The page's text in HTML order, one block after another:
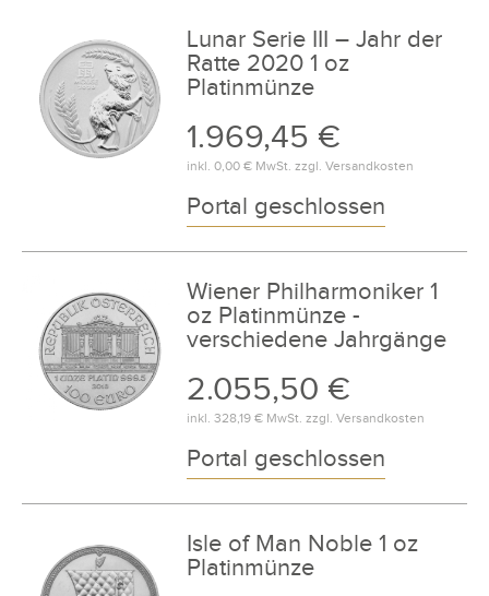
Lunar Serie III – Jahr der
Ratte 2020 1 oz
Platinmünze
1.969,45 €
inkl. 0,00 €MwSt. zzgl. Versandkosten
Portal geschlossen
Wiener Philharmoniker 1
oz Platinmünze -
verschiedene Jahrgänge
2.055,50 €
inkl. 328,19 €MwSt. zzgl. Versandkosten
Portal geschlossen
Isle of Man Noble 1 oz
Platinmünze